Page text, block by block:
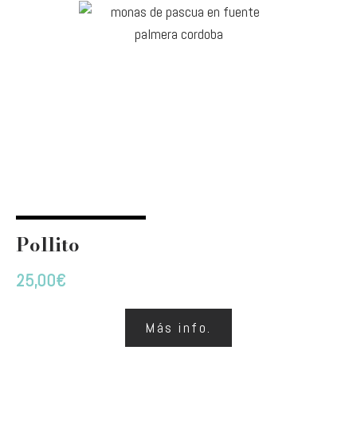
Pollito
25,00€
Más info.